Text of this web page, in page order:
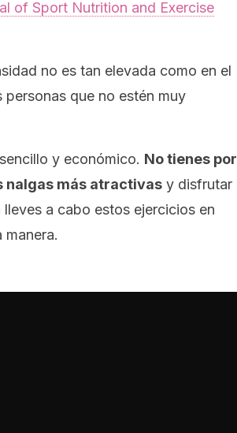
of Sport Nutrition and Exercise
no es tan elevada como en el
que no estén muy
y económico. No tienes por
nalgas más atractivas y disfrutar
a cabo estos ejercicios en
manera.